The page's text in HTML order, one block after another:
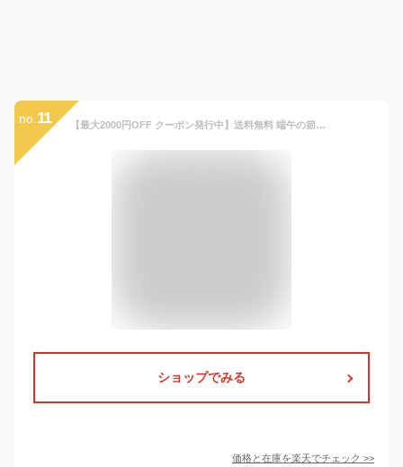
no. 11 【最大2000円OFF クーポン発行中】送料無料 端午の節句 こいのぼり タペストリー 名前 おしゃれ 鯉のぼり 名入れ 飾り 出産祝い マンション プレゼント 木製 名前札 こどもの日 ギフト 男の子 命名書 玄関 インスタ映え インテリア 内祝い 初節句 簡単 収納 祝
ショップでみる
価格と在庫を楽天でチェック >>